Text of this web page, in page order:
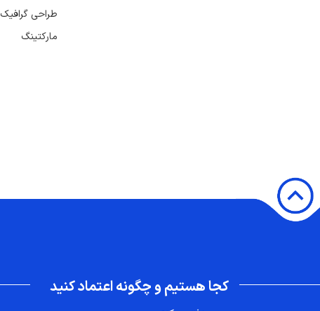
طراحی گرافیک
مارکتینگ
کجا هستیم و چگونه اعتماد کنید